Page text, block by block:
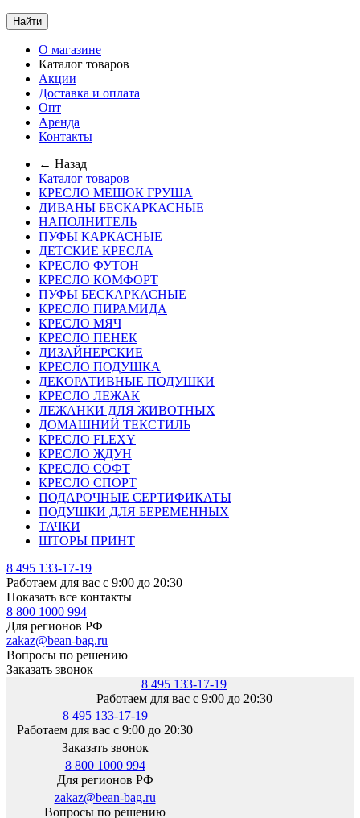
Найти
О магазине
Каталог товаров
Акции
Доставка и оплата
Опт
Аренда
Контакты
← Назад
Каталог товаров
КРЕСЛО МЕШОК ГРУША
ДИВАНЫ БЕСКАРКАСНЫЕ
НАПОЛНИТЕЛЬ
ПУФЫ КАРКАСНЫЕ
ДЕТСКИЕ КРЕСЛА
КРЕСЛО ФУТОН
КРЕСЛО КОМФОРТ
ПУФЫ БЕСКАРКАСНЫЕ
КРЕСЛО ПИРАМИДА
КРЕСЛО МЯЧ
КРЕСЛО ПЕНЕК
ДИЗАЙНЕРСКИЕ
КРЕСЛО ПОДУШКА
ДЕКОРАТИВНЫЕ ПОДУШКИ
КРЕСЛО ЛЕЖАК
ЛЕЖАНКИ ДЛЯ ЖИВОТНЫХ
ДОМАШНИЙ ТЕКСТИЛЬ
КРЕСЛО FLEXY
КРЕСЛО ЖДУН
КРЕСЛО СОФТ
КРЕСЛО СПОРТ
ПОДАРОЧНЫЕ СЕРТИФИКАТЫ
ПОДУШКИ ДЛЯ БЕРЕМЕННЫХ
ТАЧКИ
ШТОРЫ ПРИНТ
8 495 133-17-19
Работаем для вас с 9:00 до 20:30
Показать все контакты
8 800 1000 994
Для регионов РФ
zakaz@bean-bag.ru
Вопросы по решению
Заказать звонок
8 495 133-17-19
Работаем для вас с 9:00 до 20:30
8 495 133-17-19
Работаем для вас с 9:00 до 20:30
Заказать звонок
8 800 1000 994
Для регионов РФ
zakaz@bean-bag.ru
Вопросы по решению